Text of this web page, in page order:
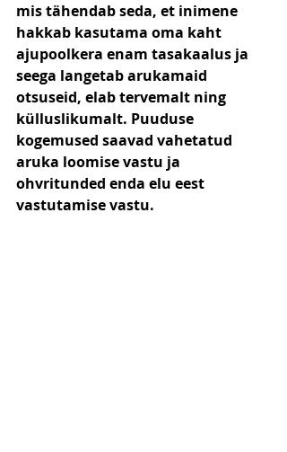
mis tähendab seda, et inimene
hakkab kasutama oma kaht
ajupoolkera enam tasakaalus ja
seega langetab arukamaid
otsuseid, elab tervemalt ning
külluslikumalt. Puuduse
kogemused saavad vahetatud
aruka loomise vastu ja
ohvritunded enda elu eest
vastutamise vastu.